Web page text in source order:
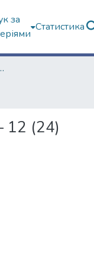
за
Статистика
видання
12 (24)